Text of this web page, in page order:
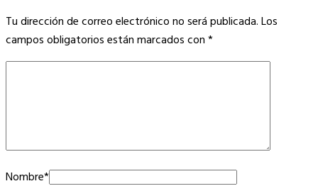
Tu dirección de correo electrónico no será publicada.Los
campos obligatorios están marcados con*
Nombre*